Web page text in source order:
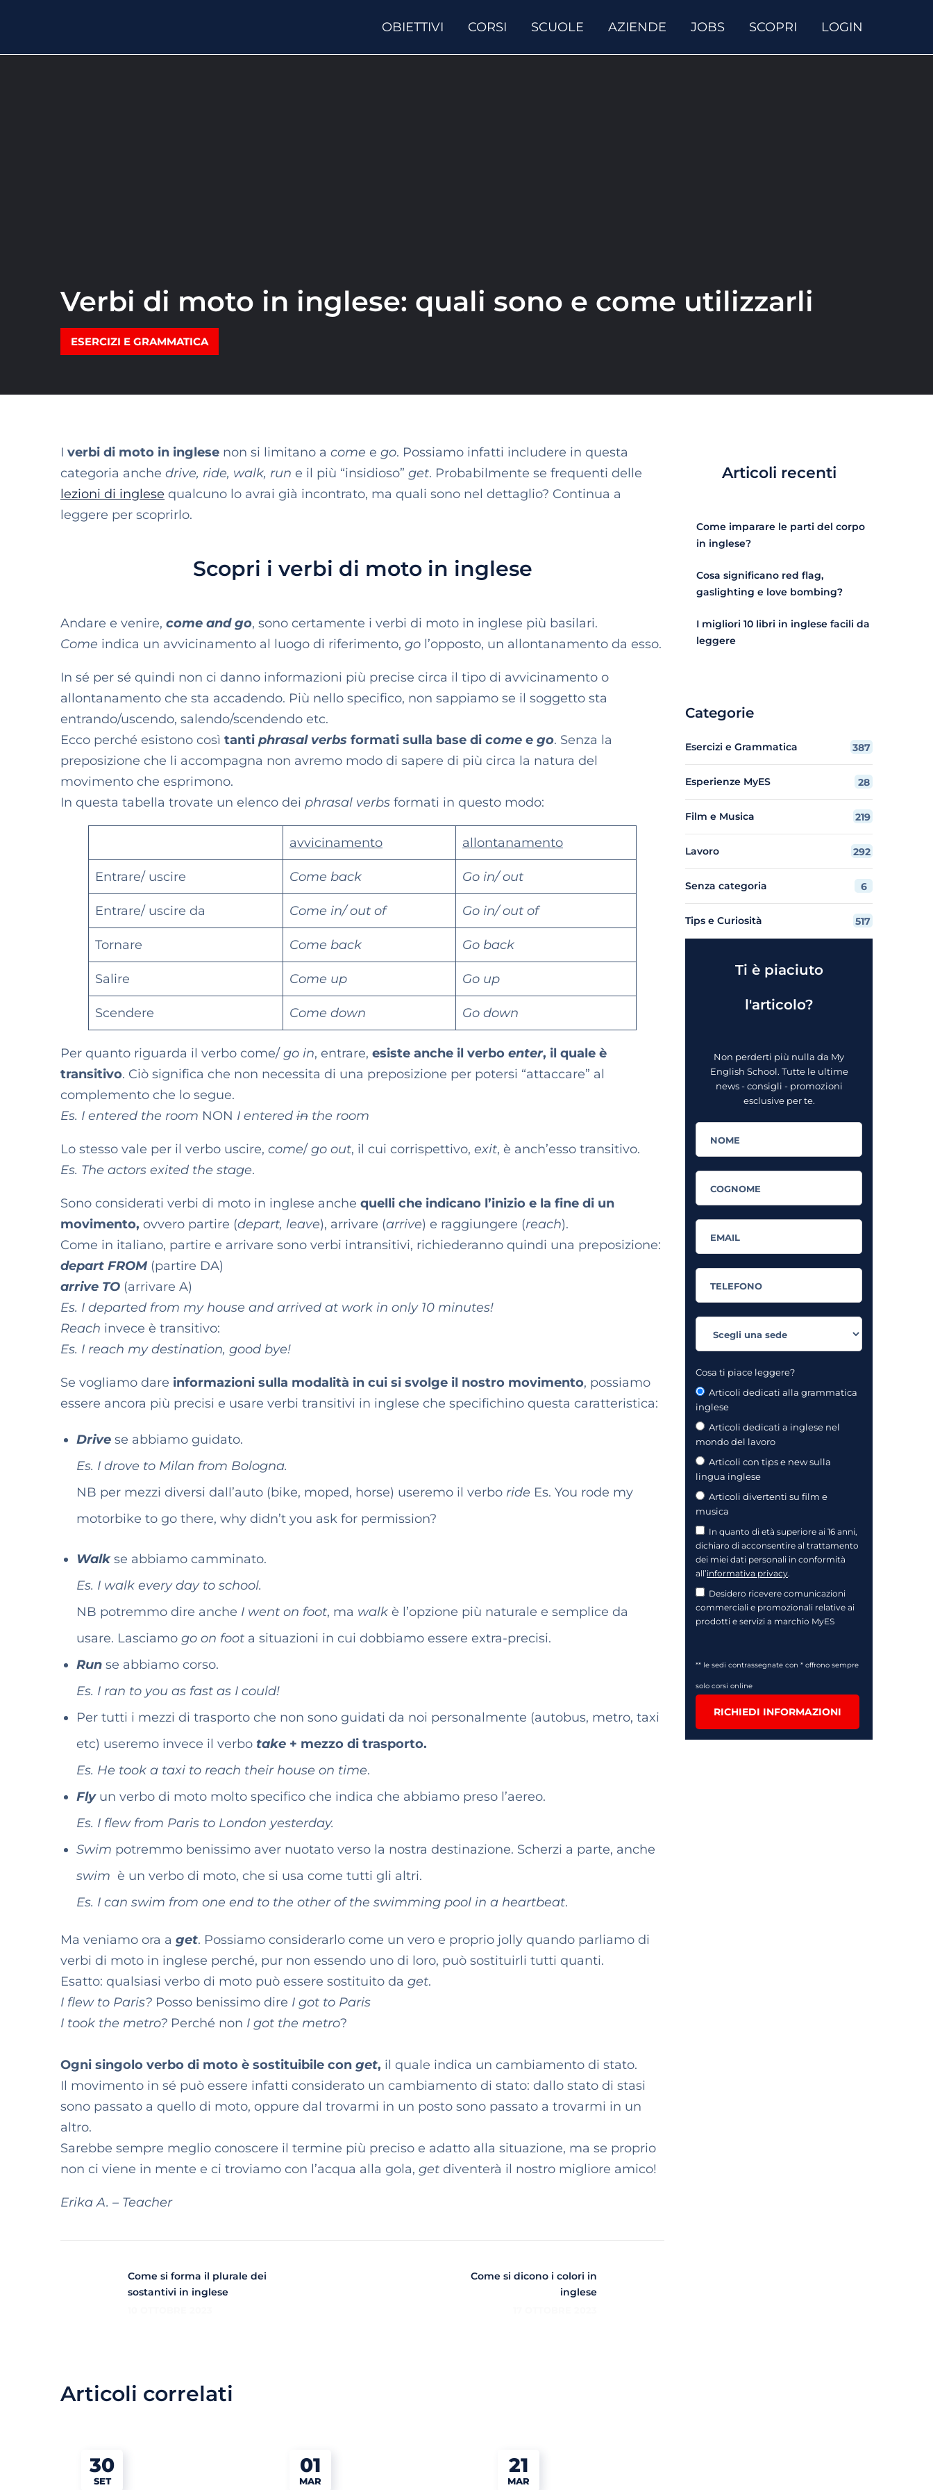
OBIETTIVI CORSI SCUOLE AZIENDE JOBS SCOPRI LOGIN
Verbi di moto in inglese: quali sono e come utilizzarli
ESERCIZI E GRAMMATICA
I verbi di moto in inglese non si limitano a come e go. Possiamo infatti includere in questa
categoria anche drive, ride, walk, run e il più “insidioso” get. Probabilmente se frequenti delle
lezioni di inglese qualcuno lo avrai già incontrato, ma quali sono nel dettaglio? Continua a
leggere per scoprirlo.
Scopri i verbi di moto in inglese
Andare e venire, come and go, sono certamente i verbi di moto in inglese più basilari.
Come indica un avvicinamento al luogo di riferimento, go l’opposto, un allontanamento da esso.
In sé per sé quindi non ci danno informazioni più precise circa il tipo di avvicinamento o
allontanamento che sta accadendo. Più nello specifico, non sappiamo se il soggetto sta
entrando/uscendo, salendo/scendendo etc.
Ecco perché esistono così tanti phrasal verbs formati sulla base di come e go. Senza la
preposizione che li accompagna non avremo modo di sapere di più circa la natura del
movimento che esprimono.
In questa tabella trovate un elenco dei phrasal verbs formati in questo modo:
avvicinamento allontanamento
Entrare/ uscire Come back Go in/ out
Entrare/ uscire da Come in/ out of Go in/ out of
Tornare Come back Go back
Salire Come up Go up
Scendere Come down Go down
Per quanto riguarda il verbo come/ go in, entrare, esiste anche il verbo enter, il quale è
transitivo. Ciò significa che non necessita di una preposizione per potersi “attaccare” al
complemento che lo segue.
Es. I entered the room NON I entered in the room
Lo stesso vale per il verbo uscire, come/ go out, il cui corrispettivo, exit, è anch’esso transitivo.
Es. The actors exited the stage.
Sono considerati verbi di moto in inglese anche quelli che indicano l’inizio e la fine di un
movimento, ovvero partire (depart, leave), arrivare (arrive) e raggiungere (reach).
Come in italiano, partire e arrivare sono verbi intransitivi, richiederanno quindi una preposizione:
depart FROM (partire DA)
arrive TO (arrivare A)
Es. I departed from my house and arrived at work in only 10 minutes!
Reach invece è transitivo:
Es. I reach my destination, good bye!
Se vogliamo dare informazioni sulla modalità in cui si svolge il nostro movimento, possiamo
essere ancora più precisi e usare verbi transitivi in inglese che specifichino questa caratteristica:
Drive se abbiamo guidato.
Es. I drove to Milan from Bologna.
NB per mezzi diversi dall’auto (bike, moped, horse) useremo il verbo ride Es. You rode my
motorbike to go there, why didn’t you ask for permission?
Walk se abbiamo camminato.
Es. I walk every day to school.
NB potremmo dire anche I went on foot, ma walk è l’opzione più naturale e semplice da
usare. Lasciamogo on foot a situazioni in cui dobbiamo essere extra-precisi.
Run se abbiamo corso.
Es. I ran to you as fast as I could!
Per tutti i mezzi di trasporto che non sono guidati da noi personalmente (autobus, metro, taxi
etc) useremo invece il verbotake + mezzo di trasporto.
Es. He took a taxi to reach their house on time.
Fly un verbo di moto molto specifico che indica che abbiamo preso l’aereo.
Es. I flew from Paris to London yesterday.
Swim potremmo benissimo aver nuotato verso la nostra destinazione. Scherzi a parte, anche
swim è un verbo di moto, che si usa come tutti gli altri.
Es. I can swim from one end to the other of the swimming pool in a heartbeat.
Ma veniamo ora a get. Possiamo considerarlo come un vero e proprio jolly quando parliamo di
verbi di moto in inglese perché, pur non essendo uno di loro, può sostituirli tutti quanti.
Esatto: qualsiasi verbo di moto può essere sostituito da get.
I flew to Paris? Posso benissimo dire I got to Paris
I took the metro? Perché non I got the metro?
Ogni singolo verbo di moto è sostituibile con get, il quale indica un cambiamento di stato.
Il movimento in sé può essere infatti considerato un cambiamento di stato: dallo stato di stasi
sono passato a quello di moto, oppure dal trovarmi in un posto sono passato a trovarmi in un
altro.
Sarebbe sempre meglio conoscere il termine più preciso e adatto alla situazione, ma se proprio
non ci viene in mente e ci troviamo con l’acqua alla gola, get diventerà il nostro migliore amico!
Erika A. – Teacher
Come si forma il plurale dei
sostantivi in inglese
Come si dicono i colori in
inglese
Articoli correlati
30
SET
01
MAR
21
MAR
Articoli recenti
Come imparare le parti del corpo
in inglese?
Cosa significano red flag,
gaslighting e love bombing?
I migliori 10 libri in inglese facili da
leggere
Categorie
Esercizi e Grammatica 387
Esperienze MyES 28
Film e Musica 219
Lavoro 292
Senza categoria 6
Tips e Curiosità 517
Ti è piaciuto
l'articolo?
Non perderti più nulla da My
English School. Tutte le ultime
news - consigli - promozioni
esclusive per te.
Cosa ti piace leggere?
Articoli dedicati alla grammatica
inglese
Articoli dedicati a inglese nel
mondo del lavoro
Articoli con tips e new sulla
lingua inglese
Articoli divertenti su film e
musica
In quanto di età superiore ai 16 anni,
dichiaro di acconsentire al trattamento
dei miei dati personali in conformità
all’informativa privacy.
Desidero ricevere comunicazioni
commerciali e promozionali relative ai
prodotti e servizi a marchio MyES
** le sedi contrassegnate con * offrono sempre
solo corsi online
RICHIEDI INFORMAZIONI